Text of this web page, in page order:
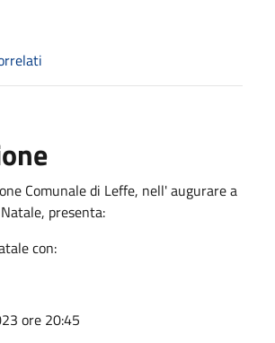
Comunale di Leffe, nell' augurare a
presenta:
con:
ore 20:45